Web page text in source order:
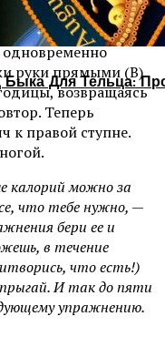
Быка Для Тельца:
шире плеч. Держи
(А). Сделай
одновременно
руки прямыми (В).
возвращаясь
Теперь
к правой ступне.
калорий можно за
что тебе нужно, —
бери ее и
в течение
что есть!)
И так до пяти
упражнению.